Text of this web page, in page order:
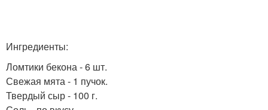
Ингредиенты:
Ломтики бекона - 6 шт.
Свежая мята - 1 пучок.
Твердый сыр - 100 г.